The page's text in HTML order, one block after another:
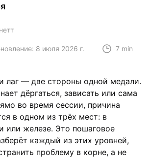
8 июля 2026 г. 7 min
лаг — две стороны одной медали.
дёргаться, зависать или сама
во время сессии, причина
в одном из трёх мест: в
или железе. Это пошаговое
каждый из этих уровней,
проблему в корне, а не